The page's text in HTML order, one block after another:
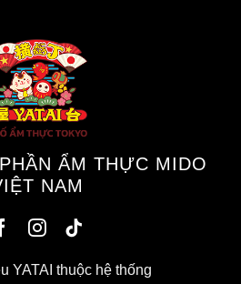
ẨM THỰC MIDO
NAM
YATAI thuộc hệ thống